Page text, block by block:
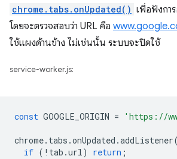
chrome.tabs.onUpdated() เพื่อฟังกา
โดยจะตรวจสอบว่า URL คือ
ใช้แผงด้านข้าง ไม่เช่นนั้น ระบบจะปิดใช้
service-worker.js:
const GOOGLE_ORIGIN = 'https://
chrome. tabs .onUpdated .addListener(
if ( ! tab .url) return ;